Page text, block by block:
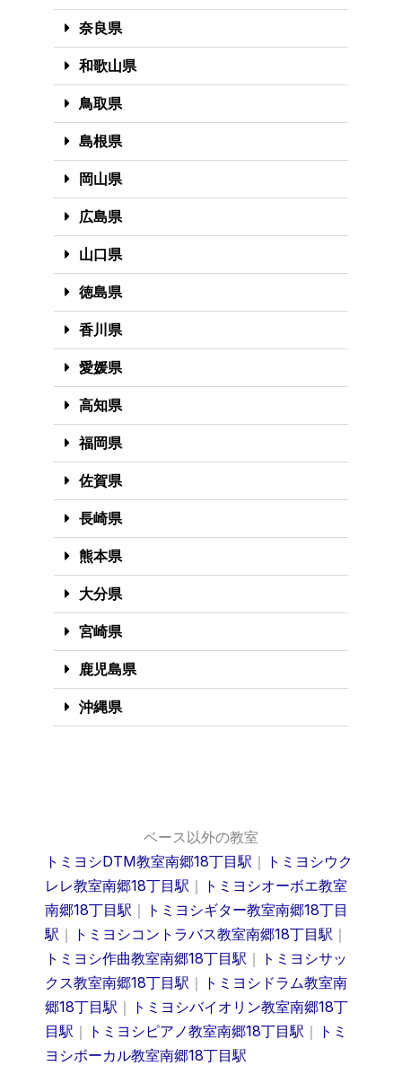
奈良県
和歌山県
鳥取県
島根県
岡山県
広島県
山口県
徳島県
香川県
愛媛県
高知県
福岡県
佐賀県
長崎県
熊本県
大分県
宮崎県
鹿児島県
沖縄県
ベース以外の教室
トミヨシDTM教室南郷18丁目駅 ｜ トミヨシウク
レレ教室南郷18丁目駅 ｜ トミヨシオーボエ教室
南郷18丁目駅 ｜ トミヨシギター教室南郷18丁目
駅 ｜ トミヨシコントラバス教室南郷18丁目駅 ｜
トミヨシ作曲教室南郷18丁目駅 ｜ トミヨシサッ
クス教室南郷18丁目駅 ｜ トミヨシドラム教室南
郷18丁目駅 ｜ トミヨシバイオリン教室南郷18丁
目駅 ｜ トミヨシピアノ教室南郷18丁目駅 ｜ トミ
ヨシボーカル教室南郷18丁目駅